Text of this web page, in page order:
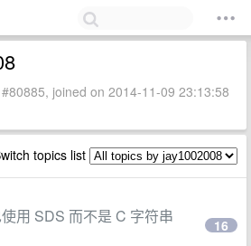
joined on 2014-11-09 23:13:58
topics list
用 SDS 而不是 C 字符串
16